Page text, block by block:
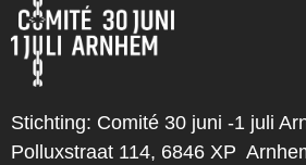
Stichting: Comité 30 juni -1 juli
Polluxstraat 114, 6846 XP